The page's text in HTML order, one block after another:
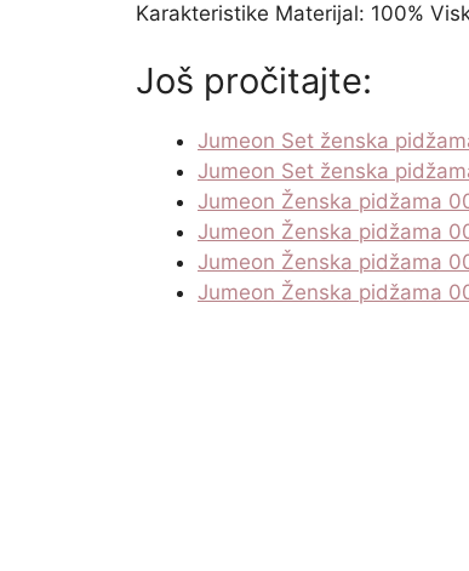
Karakteristike Materijal: 100%
Još pročitajte:
Jumeon Set ženska
Jumeon Set ženska
Jumeon Ženska pidžama
Jumeon Ženska pidžama
Jumeon Ženska pidžama
Jumeon Ženska pidžama